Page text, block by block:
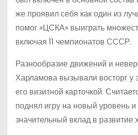
же проявил себя как один из
помог «ЦСКА» выиграть
включая 11 чемпионатов СССР.
Разнообразие движений и
Харламова вызывали восторг у
его визитной карточкой.
поднял игру на новый уровень
значительный вклад в